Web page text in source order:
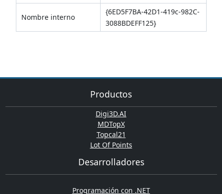
Nombre interno
{6ED5F7BA-42D1-419c-982C-
3088BDEFF125}
Productos
Digi3D.AI
MDTopX
Topcal21
Lot Of Points
Desarrolladores
Programación con .NET